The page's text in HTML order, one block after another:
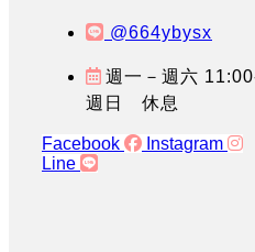
@664ybysx
週一－週六
週日 休息
Facebook
Instagram
Line